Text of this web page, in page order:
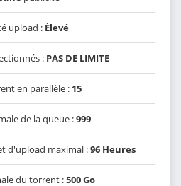
upload : Élevé
: PAS DE LIMITE
en parallèle : 15
de la queue :999
d'upload maximal :96 Heures
du torrent :500 Go